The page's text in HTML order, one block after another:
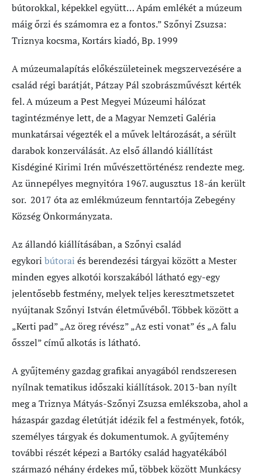
bútorokkal, képekkel együtt… Apám emlékét a múzeum
máig őrzi és számomra ez a fontos.” Szőnyi Zsuzsa:
Triznya kocsma, Kortárs kiadó, Bp. 1999
A múzeumalapítás előkészületeinek megszervezésére a
család régi barátját, Pátzay Pál szobrászművészt kérték
fel. A múzeum a Pest Megyei Múzeumi hálózat
tagintézménye lett, de a Magyar Nemzeti Galéria
munkatársai végezték el a művek leltározását, a sérült
darabok konzerválását. Az első állandó kiállítást
Kisdéginé Kirimi Irén művészettörténész rendezte meg.
Az ünnepélyes megnyitóra 1967. augusztus 18-án került
sor. 2017 óta az emlékmúzeum fenntartója Zebegény
Község Önkormányzata.
Az állandó kiállításában, a Szőnyi család
egykori bútorai és berendezési tárgyai között a Mester
minden egyes alkotói korszakából látható egy-egy
jelentősebb festmény, melyek teljes keresztmetszetet
nyújtanak Szőnyi István életművéből. Többek között a
„Kerti pad” „Az öreg révész” „Az esti vonat” és „A falu
ősszel” című alkotás is látható.
A gyűjtemény gazdag grafikai anyagából rendszeresen
nyílnak tematikus időszaki kiállítások. 2013-ban nyílt
meg a Triznya Mátyás-Szőnyi Zsuzsa emlékszoba, ahol a
házaspár gazdag életútját idézik fel a festmények, fotók,
személyes tárgyak és dokumentumok. A gyűjtemény
további részét képezi a Bartóky család hagyatékából
származó néhány érdekes mű, többek között Munkácsy